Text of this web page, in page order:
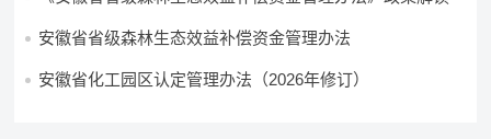
安徽省省级森林生态效益补偿资金管理办法
安徽省化工园区认定管理办法（2026年修订）